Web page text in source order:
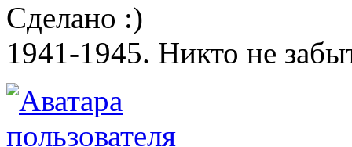
Сделано
1941-1945. Никто не